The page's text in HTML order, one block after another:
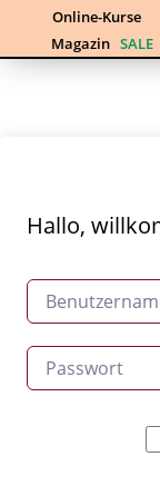
Online-Kurse
Magazin SALE
Hallo,